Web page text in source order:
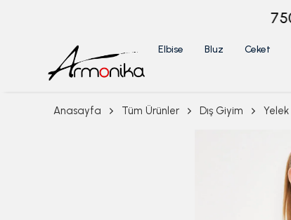
Elbise Bluz Ceket
Anasayfa Tüm Ürünler Dış Giyim Yelek